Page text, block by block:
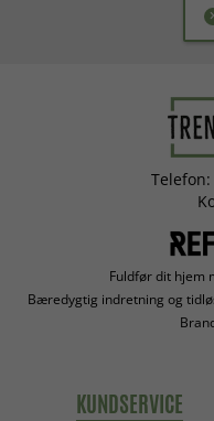
Telefon:
Fuldfør dit hjem
Bæredygtig indretning og
KUNDSERVICE